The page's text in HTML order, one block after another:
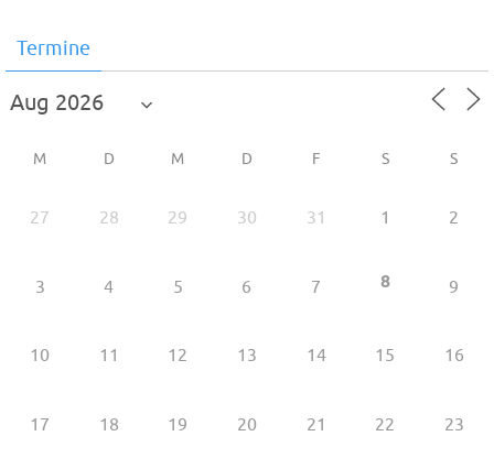
Termine
M D M D F S S
27 28 29 30 31 1 2
3 4 5 6 7 8 9
10 11 12 13 14 15 16
17 18 19 20 21 22 23